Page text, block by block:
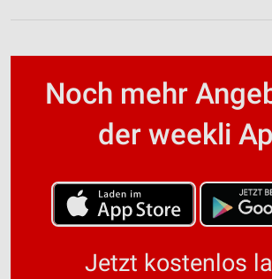
Noch mehr
der weekli
Jetzt kostenlos